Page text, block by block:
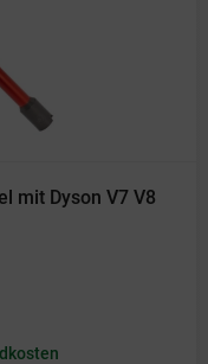
mit Dyson V7 V8